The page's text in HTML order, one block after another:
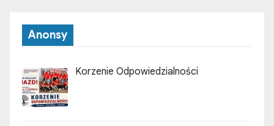
Anonsy
Korzenie Odpowiedzialności